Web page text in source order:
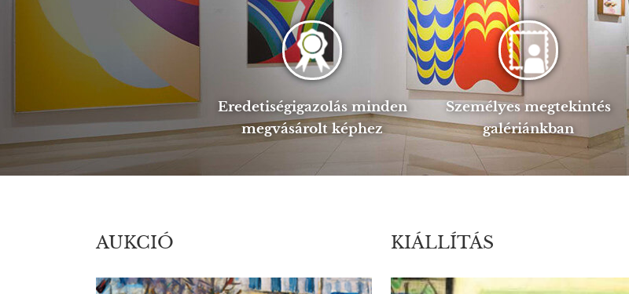
Eredetiségigazolás minden
megvásárolt képhez
Személyes megtekintés
galériánkban
AUKCIÓ KIÁLLÍTÁS